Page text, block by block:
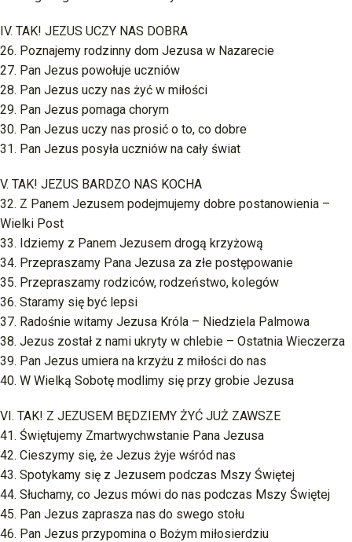
IV. TAK! JEZUS UCZY NAS DOBRA
26. Poznajemy rodzinny dom Jezusa w Nazarecie
27. Pan Jezus powołuje uczniów
28. Pan Jezus uczy nas żyć w miłości
29. Pan Jezus pomaga chorym
30. Pan Jezus uczy nas prosić o to, co dobre
31. Pan Jezus posyła uczniów na cały świat
V. TAK! JEZUS BARDZO NAS KOCHA
32. Z Panem Jezusem podejmujemy dobre postanowienia –
Wielki Post
33. Idziemy z Panem Jezusem drogą krzyżową
34. Przepraszamy Pana Jezusa za złe postępowanie
35. Przepraszamy rodziców, rodzeństwo, kolegów
36. Staramy się być lepsi
37. Radośnie witamy Jezusa Króla – Niedziela Palmowa
38. Jezus został z nami ukryty w chlebie – Ostatnia Wieczerza
39. Pan Jezus umiera na krzyżu z miłości do nas
40. W Wielką Sobotę modlimy się przy grobie Jezusa
VI. TAK! Z JEZUSEM BĘDZIEMY ŻYĆ JUŻ ZAWSZE
41. Świętujemy Zmartwychwstanie Pana Jezusa
42. Cieszymy się, że Jezus żyje wśród nas
43. Spotykamy się z Jezusem podczas Mszy Świętej
44. Słuchamy, co Jezus mówi do nas podczas Mszy Świętej
45. Pan Jezus zaprasza nas do swego stołu
46. Pan Jezus przypomina o Bożym miłosierdziu